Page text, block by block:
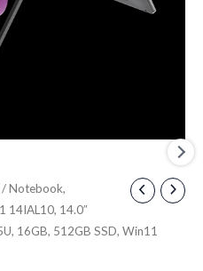
/Notebook,
14IAL10, 14.0″
16GB, 512GB SSD, Win11